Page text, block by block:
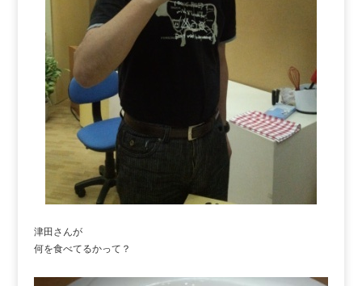
津田さんが
何を食べてるかって？